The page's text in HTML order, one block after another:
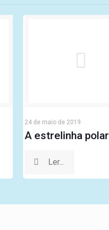
24 de maio de 2019
A estrelinha polar
Ler...